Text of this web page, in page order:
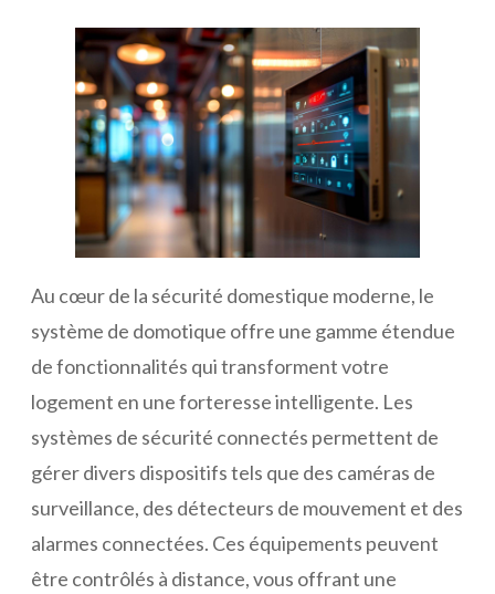
Au cœur de la sécurité domestique moderne, le
système de domotique offre une gamme étendue
de fonctionnalités qui transforment votre
logement en une forteresse intelligente. Les
systèmes de sécurité connectés permettent de
gérer divers dispositifs tels que des caméras de
surveillance, des détecteurs de mouvement et des
alarmes connectées. Ces équipements peuvent
être contrôlés à distance, vous offrant une